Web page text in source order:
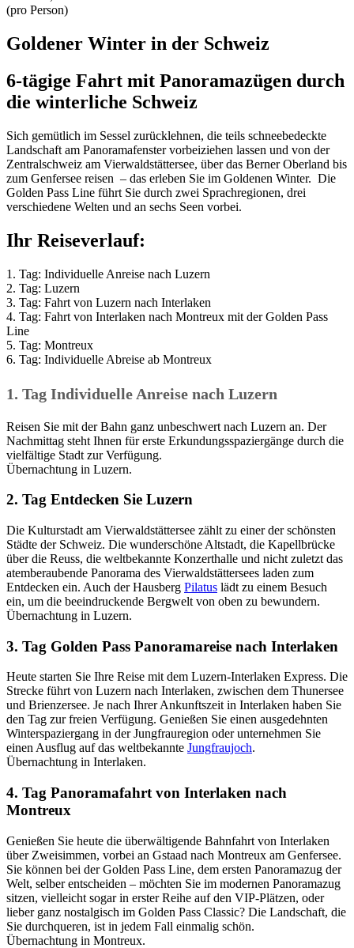
(pro Person)
Goldener Winter in der Schweiz
6-tägige Fahrt mit Panoramazügen durch
die winterliche Schweiz
Sich gemütlich im Sessel zurücklehnen, die teils schneebedeckte
Landschaft am Panoramafenster vorbeiziehen lassen und von der
Zentralschweiz am Vierwaldstättersee, über das Berner Oberland bis
zum Genfersee reisen – das erleben Sie im Goldenen Winter. Die
Golden Pass Line führt Sie durch zwei Sprachregionen, drei
verschiedene Welten und an sechs Seen vorbei.
Ihr Reiseverlauf:
1. Tag: Individuelle Anreise nach Luzern
2. Tag: Luzern
3. Tag: Fahrt von Luzern nach Interlaken
4. Tag: Fahrt von Interlaken nach Montreux mit der Golden Pass
Line
5. Tag: Montreux
6. Tag: Individuelle Abreise ab Montreux
1. Tag Individuelle Anreise nach Luzern
Reisen Sie mit der Bahn ganz unbeschwert nach Luzern an. Der
Nachmittag steht Ihnen für erste Erkundungsspaziergänge durch die
vielfältige Stadt zur Verfügung.
Übernachtung in Luzern.
2. Tag Entdecken Sie Luzern
Die Kulturstadt am Vierwaldstättersee zählt zu einer der schönsten
Städte der Schweiz. Die wunderschöne Altstadt, die Kapellbrücke
über die Reuss, die weltbekannte Konzerthalle und nicht zuletzt das
atemberaubende Panorama des Vierwaldstättersees laden zum
Entdecken ein. Auch der Hausberg Pilatus lädt zu einem Besuch
ein, um die beeindruckende Bergwelt von oben zu bewundern.
Übernachtung in Luzern.
3. Tag Golden Pass Panoramareise nach Interlaken
Heute starten Sie Ihre Reise mit dem Luzern-Interlaken Express. Die
Strecke führt von Luzern nach Interlaken, zwischen dem Thunersee
und Brienzersee. Je nach Ihrer Ankunftszeit in Interlaken haben Sie
den Tag zur freien Verfügung. Genießen Sie einen ausgedehnten
Winterspaziergang in der Jungfrauregion oder unternehmen Sie
einen Ausflug auf das weltbekannte Jungfraujoch.
Übernachtung in Interlaken.
4. Tag Panoramafahrt von Interlaken nach
Montreux
Genießen Sie heute die überwältigende Bahnfahrt von Interlaken
über Zweisimmen, vorbei an Gstaad nach Montreux am Genfersee.
Sie können bei der Golden Pass Line, dem ersten Panoramazug der
Welt, selber entscheiden – möchten Sie im modernen Panoramazug
sitzen, vielleicht sogar in erster Reihe auf den VIP-Plätzen, oder
lieber ganz nostalgisch im Golden Pass Classic? Die Landschaft, die
Sie durchqueren, ist in jedem Fall einmalig schön.
Übernachtung in Montreux.